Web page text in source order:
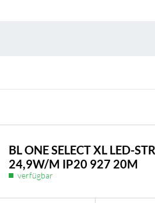
BL ONE SELECT XL LED-
24,9W/M IP20 927 20M
verfügbar